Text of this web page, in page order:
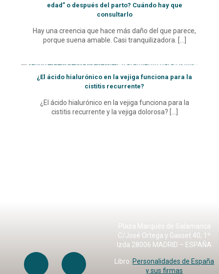
edad” o después del parto? Cuándo hay que
consultarlo
Hay una creencia que hace más daño del que parece,
porque suena amable. Casi tranquilizadora.
¿El ácido hialurónico en la vejiga funciona para la
cistitis recurrente?
¿El ácido hialurónico en la vejiga funciona para la
cistitis recurrente y la vejiga dolorosa?
Plaza Marqués de Salamanca
C/José Ortega y Gasset 40, 1º
Izda 28006 MADRID – ESPAÑA
Libro: Personalidades de España
y sus firmas